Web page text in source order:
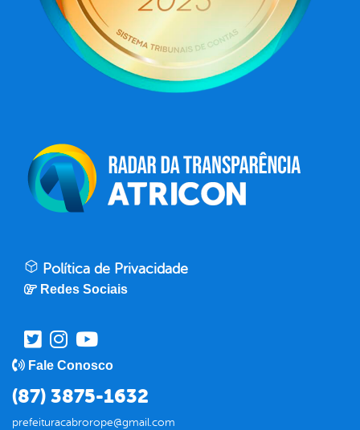
Política de Privacidade
Redes Sociais
Fale Conosco
(87) 3875-1632
prefeituracabrorope@gmail.com